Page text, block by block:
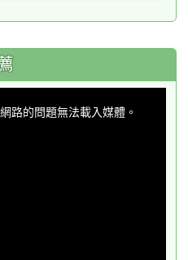
路的問題無法載入媒體。